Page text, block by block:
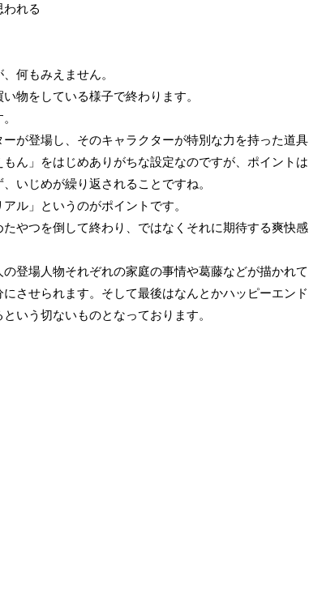
れる
何もみえません。
物をしている様子で終わります。
が登場し、そのキャラクターが特別な力を持った道具
ん」をはじめありがちな設定なのですが、ポイントは
いじめが繰り返されることですね。
ル」というのがポイントです。
やつを倒して終わり、ではなくそれに期待する爽快感
登場人物それぞれの家庭の事情や葛藤などが描かれて
させられます。そして最後はなんとかハッピーエンド
いう切ないものとなっております。